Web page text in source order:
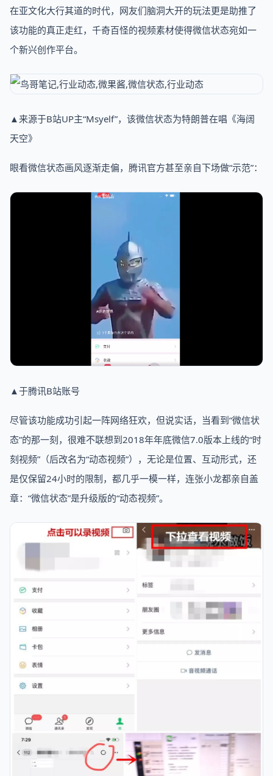
在亚文化大行其道的时代，网友们脑洞大开的玩法更是助推了
该功能的真正走红，千奇百怪的视频素材使得微信状态宛如一
个新兴创作平台。
▲来源于B站UP主“Msyelf”，该微信状态为特朗普在唱《海阔
天空》
眼看微信状态画风逐渐走偏，腾讯官方甚至亲自下场做“示范”：
▲于腾讯B站账号
尽管该功能成功引起一阵网络狂欢，但说实话，当看到“微信状
态”的那一刻，很难不联想到2018年年底微信7.0版本上线的“时
刻视频”（后改名为“动态视频”），无论是位置、互动形式，还
是仅保留24小时的限制，都几乎一模一样，连张小龙都亲自盖
章：“微信状态”是升级版的“动态视频”。